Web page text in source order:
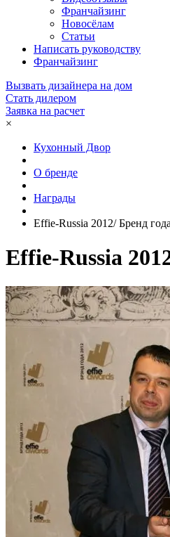
Франчайзинг
Новосёлам
Статьи
Написать руководству
Франчайзинг
Вызвать дизайнера на дом
Стать дилером
Заявка на расчет
×
Кухонный Двор
О бренде
Награды
Effie-Russia 2012/ Бренд года
Effie-Russia